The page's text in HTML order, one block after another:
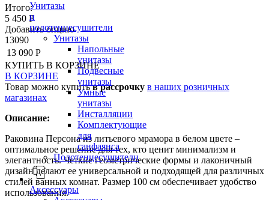
Унитазы
и
полотенцесушители
Унитазы
Напольные
унитазы
Подвесные
унитазы
Умные
унитазы
Инсталляции
Комплектующие
для
санфаянса
Полотенцесушители
Аксессуары
Итого:
5 450 Р
Добавить опцию
13090
13 090 Р
КУПИТЬ В КОРЗИНЕ
В КОРЗИНЕ
Товар можно купитьв рассрочку в наших розничных
магазинах
Описание:
Раковина Персона из литьевого мрамора в белом цвете –
оптимальное решение для тех, кто ценит минимализм и
элегантность. Четкие геометрические формы и лаконичный
дизайн делают ее универсальной и подходящей для различных
стилей ванных комнат. Размер 100 см обеспечивает удобство
использования.